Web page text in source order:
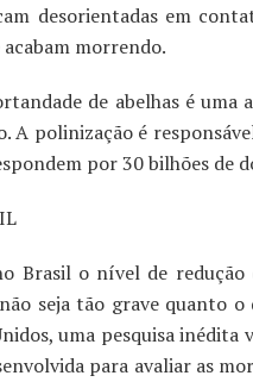
desorientadas em
morrendo.
de abelhas é uma
A polinização é
por 30 bilhões de
Brasil o nível de redução
seja tão grave quanto o
uma pesquisa inédita
para avaliar as